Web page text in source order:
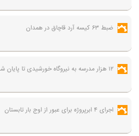
ضبط ۶۳ کیسه آرد قاچاق در همدان
۱۲ هزار مدرسه به نیروگاه‌ خورشیدی تا پایان شهریور مجهز می‌شود
اجرای ۴ ابرپروژه برای عبور از اوج بار تابستان